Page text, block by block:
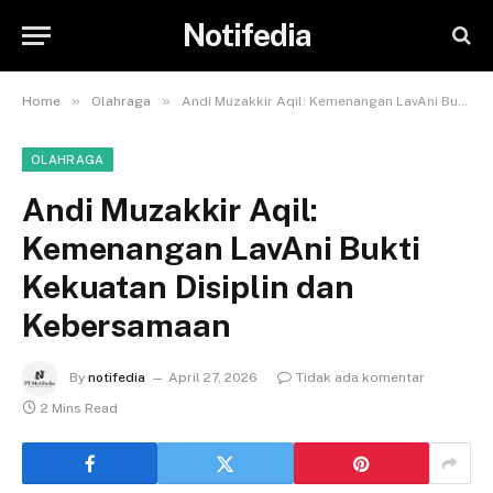
Notifedia
Home » Olahraga » Andi Muzakkir Aqil: Kemenangan LavAni Bukti Kekuatan Disiplin dan Kebersamaan
OLAHRAGA
Andi Muzakkir Aqil:
Kemenangan LavAni Bukti
Kekuatan Disiplin dan
Kebersamaan
By notifedia April 27, 2026
Tidak ada komentar
2 Mins Read